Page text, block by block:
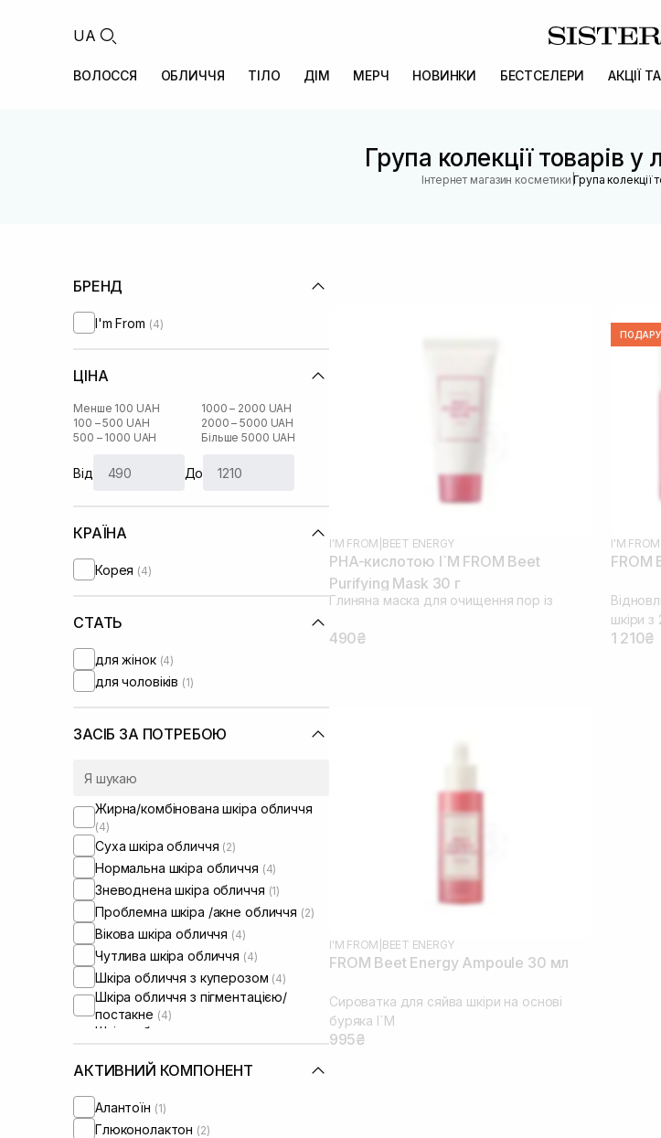
UA
ВОЛОССЯ ОБЛИЧЧЯ ТІЛО ДІМ МЕРЧ НОВИНКИ БЕСТСЕЛЕРИ АКЦІЇ
Група колекції товарів у
Інтернет магазин косметики |Група колекції
БРЕНД
I'm From (4)
ЦІНА
Менше 100 UAH
100 – 500 UAH
500 – 1000 UAH
1000 – 2000 UAH
2000 – 5000 UAH
Більше 5000 UAH
Від До
КРАЇНА
Корея (4)
СТАТЬ
для жінок (4)
для чоловіків (1)
ЗАСІБ ЗА ПОТРЕБОЮ
Жирна/комбінована шкіра обличчя
(4)
Суха шкіра обличчя (2)
Нормальна шкіра обличчя (4)
Зневоднена шкіра обличчя (1)
Проблемна шкіра /акне обличчя (2)
Вікова шкіра обличчя (4)
Чутлива шкіра обличчя (4)
Шкіра обличчя з куперозом (4)
Шкіра обличчя з пігментацією/
постакне (4)
Шкіра обличчя з розширеними
порами
Шкіра обличчя з порушеним
Шкіра обличчя з порушеним
мікробіомом
АКТИВНИЙ КОМПОНЕНТ
Алантоїн (1)
Глюконолактон (2)
I'M FROM BEET ENERGY
PHA-кислотою I`M FROM Beet
Purifying Mask 30 г
Глиняна маска для очищення пор із
490₴
I'M FROM
FROM
шкіри з
1 210₴
I'M FROM BEET ENERGY
FROM Beet Energy Ampoule 30 мл
Сироватка для сяйва шкіри на основі
буряка I`M
995₴